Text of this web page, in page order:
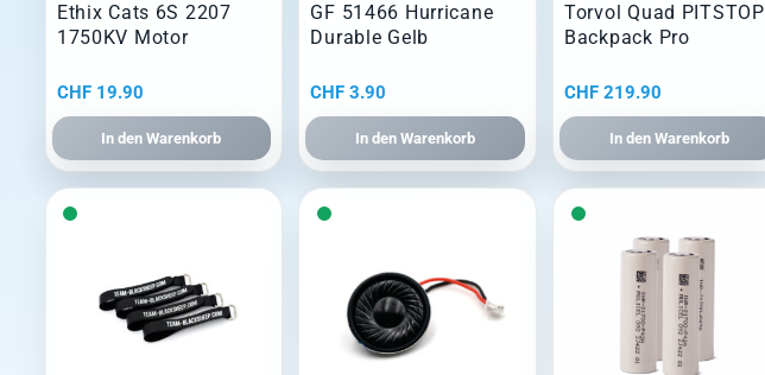
Ethix Cats 6S 2207
1750KV Motor
CHF19.90
In den Warenkorb
GF 51466 Hurricane
Durable Gelb
CHF 3.90
In den Warenkorb
Torvol Quad PITSTOP
Backpack Pro
CHF 219.90
In den Warenkorb